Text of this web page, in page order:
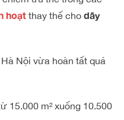
hoạt thay thế cho dãy
Nội vừa hoàn tất quá
15.000 m² xuống 10.500